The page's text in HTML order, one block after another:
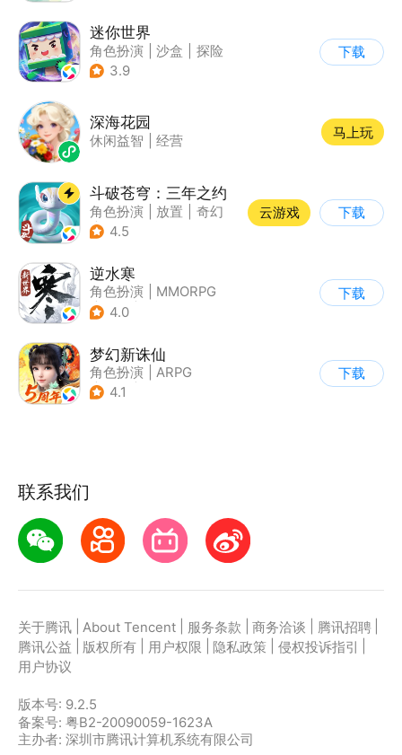
迷你世界
角色扮演 沙盒
探险
| 我的世界
3.9
下载
深海花园
休闲益智 经营
马上玩
斗破苍穹：三年之约
角色扮演 放置
奇幻
| 斗破苍穹
4.5
云游戏 下载
逆水寒
角色扮演
MMORPG
| 武侠
4.0
下载
梦幻新诛仙
角色扮演
ARPG
| 仙侠
4.1
下载
联系我们
关于腾讯 About Tencent 服务条款 商务洽谈 腾讯招聘
腾讯公益
版权所有 用户权限 隐私政策 侵权投诉指引
用户协议
版本号: 9.2.5
备案号: 粤B2-20090059-1623A
主办者: 深圳市腾讯计算机系统有限公司